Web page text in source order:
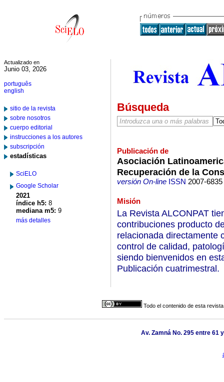
Actualizado en
Junio 03, 2026
português
english
sitio de la revista
sobre nosotros
cuerpo editorial
instrucciones a los autores
subscripción
estadísticas
SciELO
Google Scholar
2021
índice h5: 8
mediana m5: 9
más detalles
Búsqueda
Publicación de
Asociación
Recuperación de la
versión On-lineISSN 2007-6835
Misión
La Revista ALCONPAT
contribuciones producto
relacionada directamente
control de calidad,
siendo bienvenidos en
Publicación cuatrimestral.
Todo el contenido de esta
Av. Zamná No. 295 entre 61